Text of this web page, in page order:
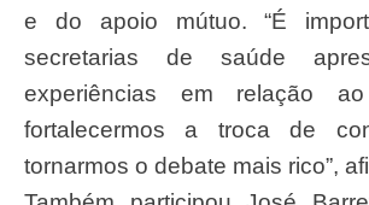
e do apoio mútuo. “É
secretarias de saúde
experiências em relação
fortalecermos a troca de
tornarmos o debate mais rico”,